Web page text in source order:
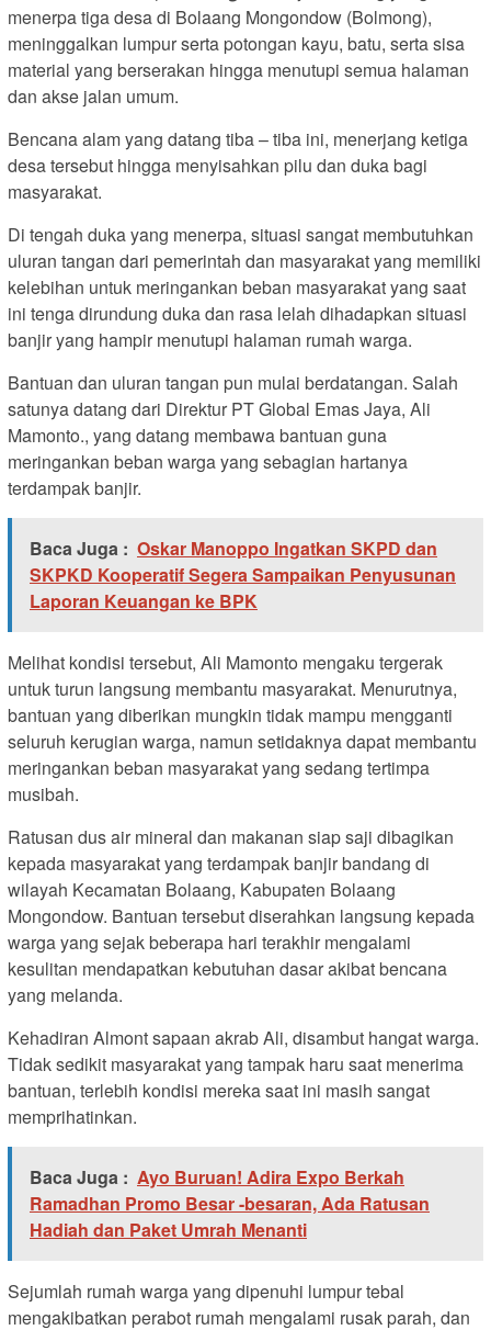
menerpa tiga desa di Bolaang Mongondow (Bolmong),
meninggalkan lumpur serta potongan kayu, batu, serta sisa
material yang berserakan hingga menutupi semua halaman
dan akse jalan umum.
Bencana alam yang datang tiba – tiba ini, menerjang ketiga
desa tersebut hingga menyisahkan pilu dan duka bagi
masyarakat.
Di tengah duka yang menerpa, situasi sangat membutuhkan
uluran tangan dari pemerintah dan masyarakat yang memiliki
kelebihan untuk meringankan beban masyarakat yang saat
ini tenga dirundung duka dan rasa lelah dihadapkan situasi
banjir yang hampir menutupi halaman rumah warga.
Bantuan dan uluran tangan pun mulai berdatangan. Salah
satunya datang dari Direktur PT Global Emas Jaya, Ali
Mamonto., yang datang membawa bantuan guna
meringankan beban warga yang sebagian hartanya
terdampak banjir.
Baca Juga : Oskar Manoppo Ingatkan SKPD dan
SKPKD Kooperatif Segera Sampaikan Penyusunan
Laporan Keuangan ke BPK
Melihat kondisi tersebut, Ali Mamonto mengaku tergerak
untuk turun langsung membantu masyarakat. Menurutnya,
bantuan yang diberikan mungkin tidak mampu mengganti
seluruh kerugian warga, namun setidaknya dapat membantu
meringankan beban masyarakat yang sedang tertimpa
musibah.
Ratusan dus air mineral dan makanan siap saji dibagikan
kepada masyarakat yang terdampak banjir bandang di
wilayah Kecamatan Bolaang, Kabupaten Bolaang
Mongondow. Bantuan tersebut diserahkan langsung kepada
warga yang sejak beberapa hari terakhir mengalami
kesulitan mendapatkan kebutuhan dasar akibat bencana
yang melanda.
Kehadiran Almont sapaan akrab Ali, disambut hangat warga.
Tidak sedikit masyarakat yang tampak haru saat menerima
bantuan, terlebih kondisi mereka saat ini masih sangat
memprihatinkan.
Baca Juga : Ayo Buruan! Adira Expo Berkah
Ramadhan Promo Besar -besaran, Ada Ratusan
Hadiah dan Paket Umrah Menanti
Sejumlah rumah warga yang dipenuhi lumpur tebal
mengakibatkan perabot rumah mengalami rusak parah, dan